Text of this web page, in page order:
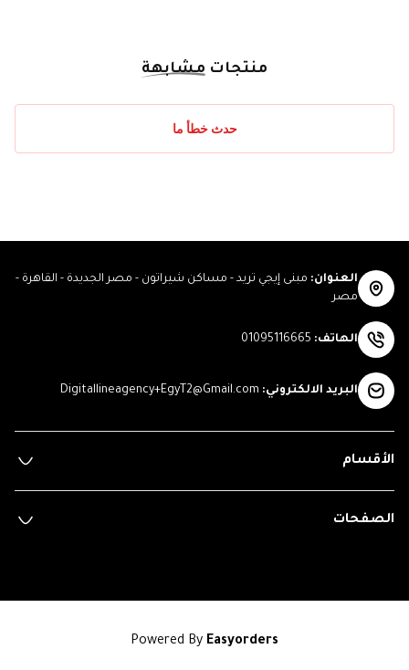
منتجات مشابهة
حدث خطأ ما
العنوان: مبنى إيجي تريد - مساكن شيراتون - مصر الجديدة - القاهرة -
مصر
الهاتف:
01095116665
البريد الالكتروني:
Digitallineagency+EgyT2@Gmail.com
الأقسام
الصفحات
Powered By Easyorders